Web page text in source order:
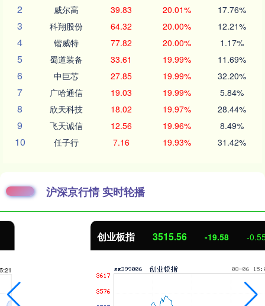
2 威尔高 39.83 20.01% 17.76%
3 科翔股份 64.32 20.00% 12.21%
4 锴威特 77.82 20.00% 1.17%
5 蜀道装备 33.61 19.99% 11.69%
6 中巨芯 27.85 19.99% 32.20%
7 广哈通信 19.03 19.99% 5.84%
8 欣天科技 18.02 19.97% 28.44%
9 飞天诚信 12.56 19.96% 8.49%
10 任子行 7.16 19.93% 31.42%
沪深京行情 实时轮播
3515.56 -19.58 -0.55%